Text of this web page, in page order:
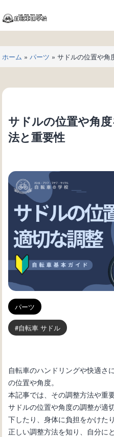
ン
テ
ツ
へ
キ
自
転
車
の
学
ホーム » パーツ » サドルの位置や角
サドルの位置や角
法と重要性
パーツ
自転車 サドル
自転車のハンドリングや快適さ
の位置や角度。
本記事では、その調整方法や重
サドルの位置や角度の調整が適
下したり、身体に負担をかけた
正しい調整方法を知り、自分に